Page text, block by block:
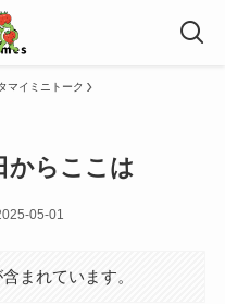
マイミニトーク
からここは
05-01
まれています。